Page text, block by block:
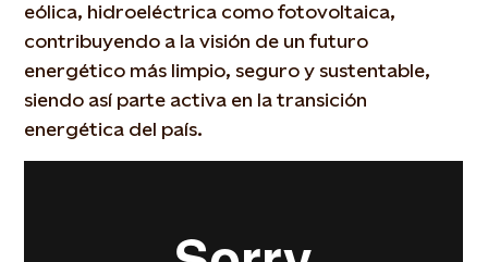
eólica, hidroeléctrica como fotovoltaica,
contribuyendo a la visión de un futuro
energético más limpio, seguro y sustentable,
siendo así parte activa en la transición
energética del país.